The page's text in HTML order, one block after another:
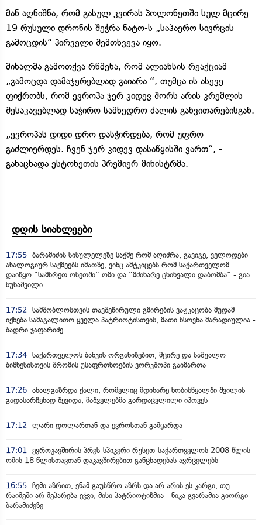
მან აღნიშნა, რომ გასულ კვირას პოლონეთში სულ მცირე
19 რუსული დრონის შეჭრა ნატო-ს „საჰაერო სივრცის
გამოცდის“ პირველი შემთხვევა იყო.
მიხალმა გამოთქვა რწმენა, რომ ალიანსის რეაქციამ
„გამოცდა დამაჯერებლად გაიარა “, თუმცა ის ასევე
ფიქრობს, რომ ევროპა ჯერ კიდევ შორს არის კრემლის
შესაკავებლად საჭირო სამხედრო ძალის განვითარებისგან.
„ევროპას დიდი დრო დასჭირდება, რომ უფრო
გაძლიერდეს. ჩვენ ჯერ კიდევ დასაწყისში ვართ“, -
განაცხადა ესტონეთის პრემიერ-მინისტრმა.
დღის სიახლეები
17:55 ბარამიძის სისულელეზე საქმე რომ აღიძრა, გავიგე, ველოდები
ანალოგიურ საქმეებს იმათზე, ვინც ამტკიცებს რომ საქართველომ
დაიწყო “სამხრეთ ოსეთში” ომი და “მძინარე ცხინვალი დაბომბა” - გია
ხუხაშვილი
17:52
სამშობლოსთვის თავშეწირული გმირების ვაჟკაცობა მუდამ
იქნება სამაგალითო ყველა პატრიოტისთვის, მათი ხსოვნა მარადიულია -
ბადრი ჯაფარიძე
17:34 საქართველოს ბანკის ორგანიზებით, მცირე და საშუალო
ბიზნესისთვის შრომის უსაფრთხოების ვორკშოპი გაიმართა
17:26 ახალგაზრდა ქალი, რომელიც მდინარე ხობისწყალში შვილის
გადასარჩენად შევიდა, მაშველებმა გარდაცვლილი იპოვეს
17:12 ლარი დოლართან და ევროსთან გამყარდა
17:01
ევროკავშირის პრეს-სპიკერი რუსეთ-საქართველოს 2008 წლის
ომის 18 წლისთავთან დაკავშირებით განცხადებას ავრცელებს
16:55 ჩემი აზრით, ენამ გაუსწრო აზრს და არ არის ეს კარგი, თუ
რაიმეში არ მეპარება ეჭვი, მისი პატრიოტიზმია - ნიკა გვარამია გიორგი
ბარამიძეზე